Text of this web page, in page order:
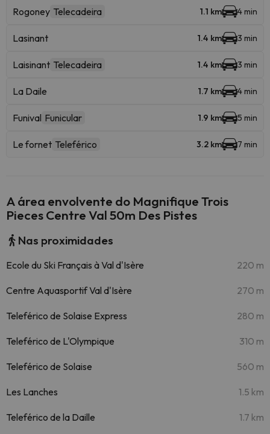
Rogoney Telecadeira 1.1 km 4 min
Lasinant 1.4 km 3 min
Laisinant Telecadeira 1.4 km 3 min
La Daile 1.7 km 4 min
Funival Funicular 1.9 km 5 min
Le fornet Teleférico 3.2 km 7 min
A área envolvente do Magnifique Trois
Pieces Centre Val 50m Des Pistes
Nas proximidades
Ecole du Ski Français à Val d'Isère 220 m
Centre Aquasportif Val d'Isère 270 m
Teleférico de Solaise Express 280 m
Teleférico de L'Olympique 310 m
Teleférico de Solaise 560 m
Les Lanches 1.5 km
Teleférico de la Daille 1.7 km